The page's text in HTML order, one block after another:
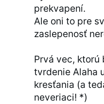
prekvapení.
Ale oni to pre
zaslepenosť
Prvá vec, ktorú
tvrdenie Alaha
kresťania (a
neveriaci! *)